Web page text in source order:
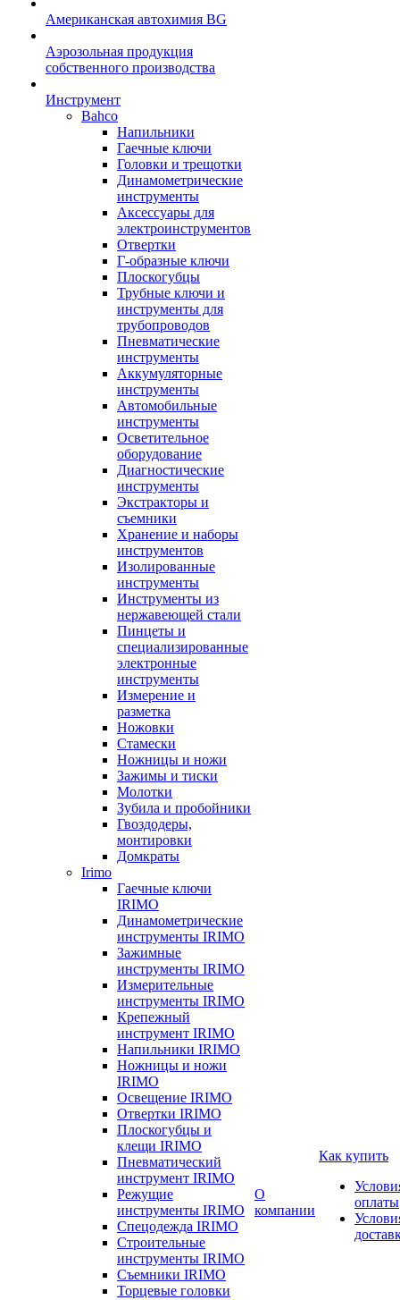
Американская автохимия BG
Аэрозольная продукция
собственного производства
Инструмент
Bahco
Напильники
Гаечные ключи
Головки и трещотки
Динамометрические
инструменты
Аксессуары для
электроинструментов
Отвертки
Г-образные ключи
Плоскогубцы
Трубные ключи и
инструменты для
трубопроводов
Пневматические
инструменты
Аккумуляторные
инструменты
Автомобильные
инструменты
Осветительное
оборудование
Диагностические
инструменты
Экстракторы и
съемники
Хранение и наборы
инструментов
Изолированные
инструменты
Инструменты из
нержавеющей стали
Пинцеты и
специализированные
электронные
инструменты
Измерение и
разметка
Ножовки
Стамески
Ножницы и ножи
Зажимы и тиски
Молотки
Зубила и пробойники
Гвоздодеры,
монтировки
Домкраты
Irimo
Гаечные ключи
IRIMO
Динамометрические
инструменты IRIMO
Зажимные
инструменты IRIMO
Измерительные
инструменты IRIMO
Крепежный
инструмент IRIMO
Напильники IRIMO
Ножницы и ножи
IRIMO
Освещение IRIMO
Отвертки IRIMO
Плоскогубцы и
клещи IRIMO
Пневматический
инструмент IRIMO
Режущие
инструменты IRIMO
Спецодежда IRIMO
Строительные
инструменты IRIMO
Съемники IRIMO
Торцевые головки
О
компании
Как купить
оплаты